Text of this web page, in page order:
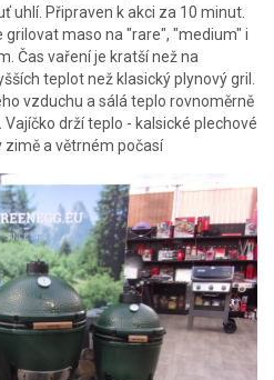
uhlí. Připraven k akci za 10 minut.
maso na "rare", "medium" i
Čas vaření je kratší než na
teplot než klasický plynový gril.
vzduchu a sálá teplo rovnoměrně
drží teplo - kalsické plechové
zimě a větrném počasí